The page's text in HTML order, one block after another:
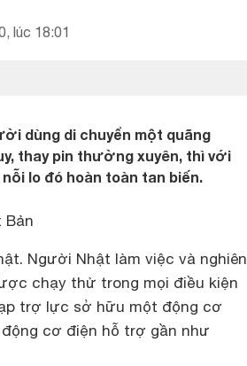
lúc 18:01
dùng di chuyển một quãng
thay pin thường xuyên, thì với
lo đó hoàn toàn tan biến.
Bản
Người Nhật làm việc và nghiên
chạy thử trong mọi điều kiện
trợ lực sở hữu một động cơ
cơ điện hỗ trợ gần như